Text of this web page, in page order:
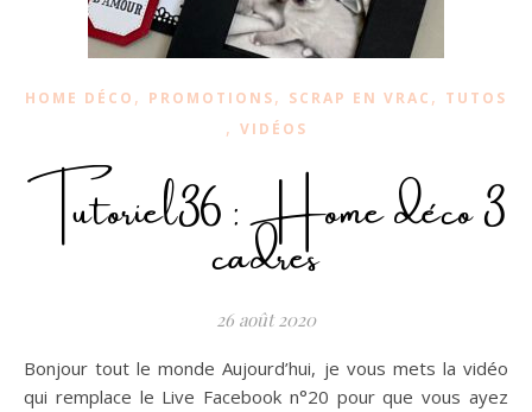
HOME DÉCO , PROMOTIONS, SCRAP EN VRAC , TUTOS
, VIDÉOS
Tutoriel36 : Home déco 3
cadres
26 août 2020
Bonjour tout le monde Aujourd’hui, je vous mets la vidéo
qui remplace le Live Facebook n°20 pour que vous ayez